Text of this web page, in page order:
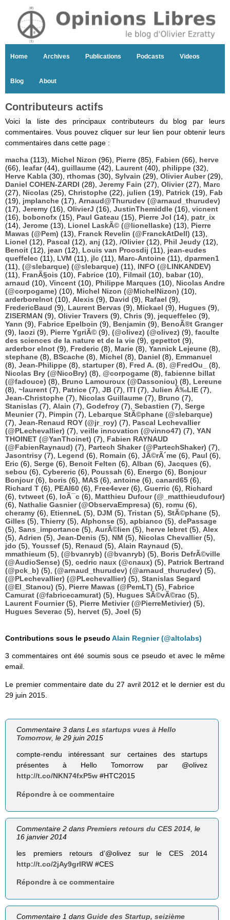
Home Archives Publications Podcasts Videos
Blog About
Contributeurs actifs
Voici la liste des principaux contributeurs du blog par leurs
commentaires. Vous pouvez cliquer sur leur lien pour obtenir leurs
commentaires dans cette page :
macha (113), Michel Nizon (96), Pierre (85), Fabien (66), herve
(66), leafar(44), guillaume (42), Laurent (40), philippe (32),
Herve Kabla (30), rthomas (30), Sylvain (29), Olivier Auber(29),
Daniel COHEN-ZARDI (28), Jeremy Fain (27), Olivier(27), Marc
(27), Nicolas (25), Christophe (22), julien (19), Patrick (19), Fab
(19), jmplanche (17), Arnaud@Thurudev (@arnaud_thurudev)
(17), Jeremy (16), OlivierJ (16), JustinThemiddle (16), vicnent
(16), bobonofx (15), Paul Gateau (15), Pierre Jol (14), patr_ix
(14), Jerome (13), Lionel LaskÃ© (@lionellaske) (13), Pierre
Mawas (@Pem) (13), Franck Revelin (@FranckAtDell) (13),
Lionel (12), Pascal (12), anj (12), /Olivier(12), Phil Jeudy (12),
Benoit (12), jean (12), Louis van Proosdij (11), jean-eudes
queffelec (11), LVM (11), jlc (11), Marc-Antoine (11), dparmen1
(11), (@slebarque) (@slebarque) (11), INFO (@LINKANDEV)
(11), FranÃ§ois (10), Fabrice (10), Filmail (10), babar(10),
arnaud (10), Vincent (10), Philippe Marques (10), Nicolas Andre
(@corpogame) (10), Michel Nizon (@MichelNizon) (10),
arderborelnot (10), Alexis (9), David (9), Rafael (9),
FredericBaud (9), Laurent Bervas (9), Mickael (9), Hugues (9),
ZISERMAN (9), Olivier Travers (9), Chris (9), jequeffelec (9),
Yann (9), Fabrice Epelboin (9), Benjamin (9), BenoÃ®t Granger
(9), laozi (9), Pierre YgriÃ© (9), (@olivez) (@olivez) (9), faculte
des sciences de la nature et de la vie (9), gepettot (9),
arderbor elnot (9), Frederic (8), Marie (8), Yannick Lejeune (8),
stephane (8), BScache (8), Michel (8), Daniel (8), Emmanuel
(8), Jean-Philippe (8), startuper(8), Fred A. (8), @FredOu_
(8),
Nicolas Bry (@NicoBry) (8), @corpogame (8), fabienne billat
(@fadouce) (8), Bruno Lamouroux (@Dassoniou) (8), Lereune
(8), ~laurent (7), Patrice (7), JB (7), ITI (7), Julien Ã‰LIE (7),
Jean-Christophe (7), Nicolas Guillaume (7), Bruno (7),
Stanislas (7), Alain (7), Godefroy (7), Sebastien (7), Serge
Meunier(7), Pimpin (7), Lebarque StÃ©phane (@slebarque)
(7), Jean-Renaud ROY (@jr_roy) (7), Pascal Lechevallier
(@PLechevallier) (7), veille innovation (@vinno47) (7), YAN
THOINET (@YanThoinet) (7), Fabien RAYNAUD
(@FabienRaynaud) (7), Partech Shaker (@PartechShaker) (7),
Jasontrisy (7), Legend (6), Romain (6), JÃ©rÃ´me (6), Paul (6),
Eric (6), Serge (6), Benoit Felten (6), Alban (6), Jacques (6),
sebou (6), Cybereric (6), Poussah (6), Energo (6), Bonjour
Bonjour(6), boris (6), MAS (6), antoine (6), canard65 (6),
Richard T (6), PEAI60 (6), Free4ever(6), Guerric (6), Richard
(6), tvtweet (6), loÃ¯c (6), Matthieu Dufour (@_matthieudufour)
(6), Nathalie Gasnier (@ObservaEmpresa) (6), romu (6),
cheramy (6), EtienneL (5), DJM (5), Tristan (5), StÃ©phane (5),
Gilles (5), Thierry (5), Alphonse (5), apbianco (5), dePassage
(5), Sans_importance (5), AurÃ©lien (5), herve lebret (5), Alex
(5), Adrien (5), Jean-Denis (5), NM (5), Nicolas Chevallier(5),
jdo (5), Youssef (5), Renaud (5), Alain Raynaud (5),
mmathieum (5), (@bvanryb) (@bvanryb) (5), Boris DefrÃ©ville
(@AudioSense) (5), cedric naux (@cnaux) (5), Patrick Bertrand
(@pck_b) (5), (@arnaud_thurudev) (@arnaud_thurudev) (5),
(@PLechevallier) (@PLechevallier) (5), Stanislas Segard
(@El_Stanou) (5), Pierre Mawas (@PemLT) (5), Fabrice
Camurat (@fabricecamurat) (5), Hugues SÃ©vÃ©rac (5),
Laurent Fournier(5), Pierre Metivier (@PierreMetivier) (5),
Hugues Severac (5), hervet (5), Joel (5)
Contributions sous le pseudo Alain Regnier (@altolabs)
3 commentaires ont été soumis sous ce pseudo et avec le même
email.
Le premier commentaire date du 27 avril 2012 et le dernier est du
29 juin 2015.
Commentaire 3 dansLes startups vues à Hello
Tomorrow, le 29 juin 2015
compte-rendu intéressant sur certaines des startups
présentes à Hello Tomorrow par @olivez
http://t.co/NKN74fxP5w #HTC2015
Répondre à ce commentaire
Commentaire 2 dansPremiers retours du CES 2014 , le
16 janvier 2014
les premiers retours d’@olivez sur le CES 2014
http://t.co/2jAy9grIRW #CES
Répondre à ce commentaire
Commentaire 1 dansGuide des Startup, seizième